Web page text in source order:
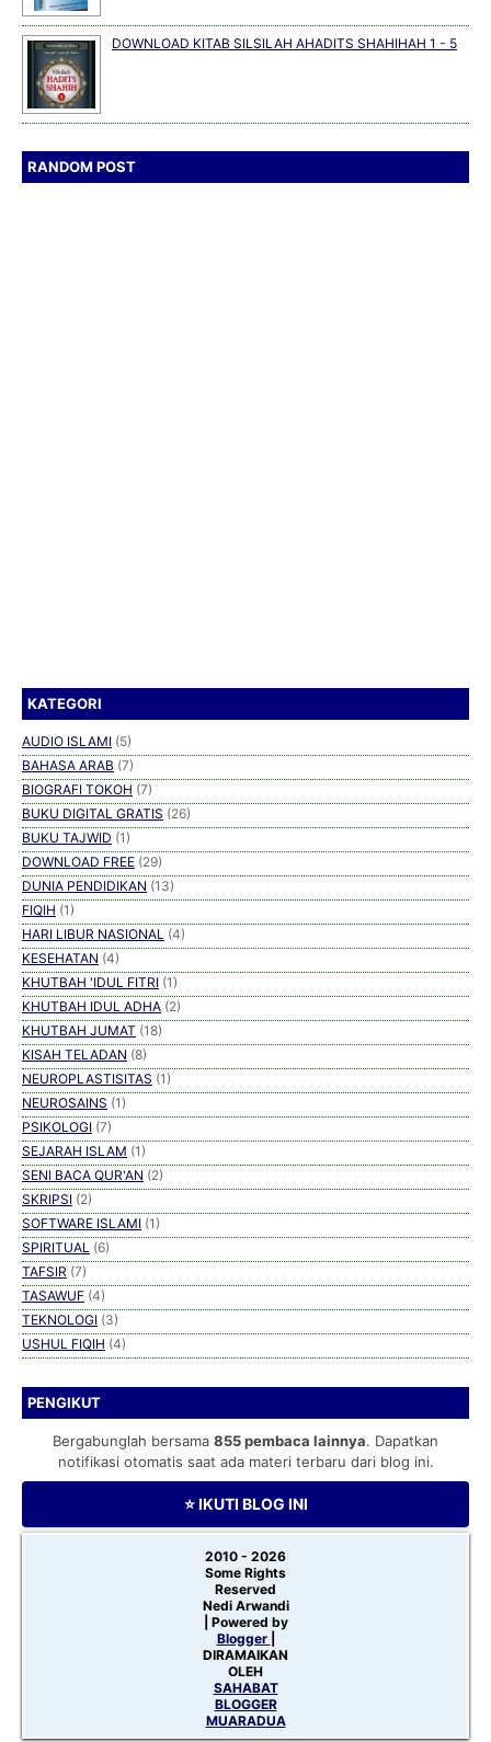
DOWNLOAD KITAB SILSILAH AHADITS SHAHIHAH 1 - 5
RANDOM POST
KATEGORI
AUDIO ISLAMI (5)
BAHASA ARAB (7)
BIOGRAFI TOKOH (7)
BUKU DIGITAL GRATIS (26)
BUKU TAJWID (1)
DOWNLOAD FREE (29)
DUNIA PENDIDIKAN (13)
FIQIH (1)
HARI LIBUR NASIONAL (4)
KESEHATAN (4)
KHUTBAH 'IDUL FITRI (1)
KHUTBAH IDUL ADHA (2)
KHUTBAH JUMAT (18)
KISAH TELADAN (8)
NEUROPLASTISITAS (1)
NEUROSAINS (1)
PSIKOLOGI (7)
SEJARAH ISLAM (1)
SENI BACA QUR'AN (2)
SKRIPSI (2)
SOFTWARE ISLAMI (1)
SPIRITUAL (6)
TAFSIR (7)
TASAWUF (4)
TEKNOLOGI (3)
USHUL FIQIH (4)
PENGIKUT
Bergabunglah bersama 855 pembaca lainnya. Dapatkan
notifikasi otomatis saat ada materi terbaru dari blog ini.
⭐ IKUTI BLOG INI
2010 - 2026
Some Rights
Reserved
Nedi Arwandi
| Powered by
Blogger
DIRAMAIKAN
OLEH
SAHABAT
BLOGGER
MUARADUA